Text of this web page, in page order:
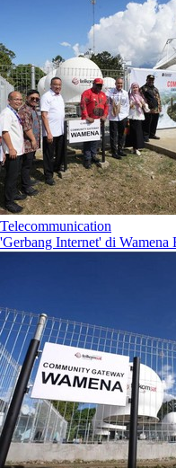
Telecommunication
'Gerbang Internet' di Wamena